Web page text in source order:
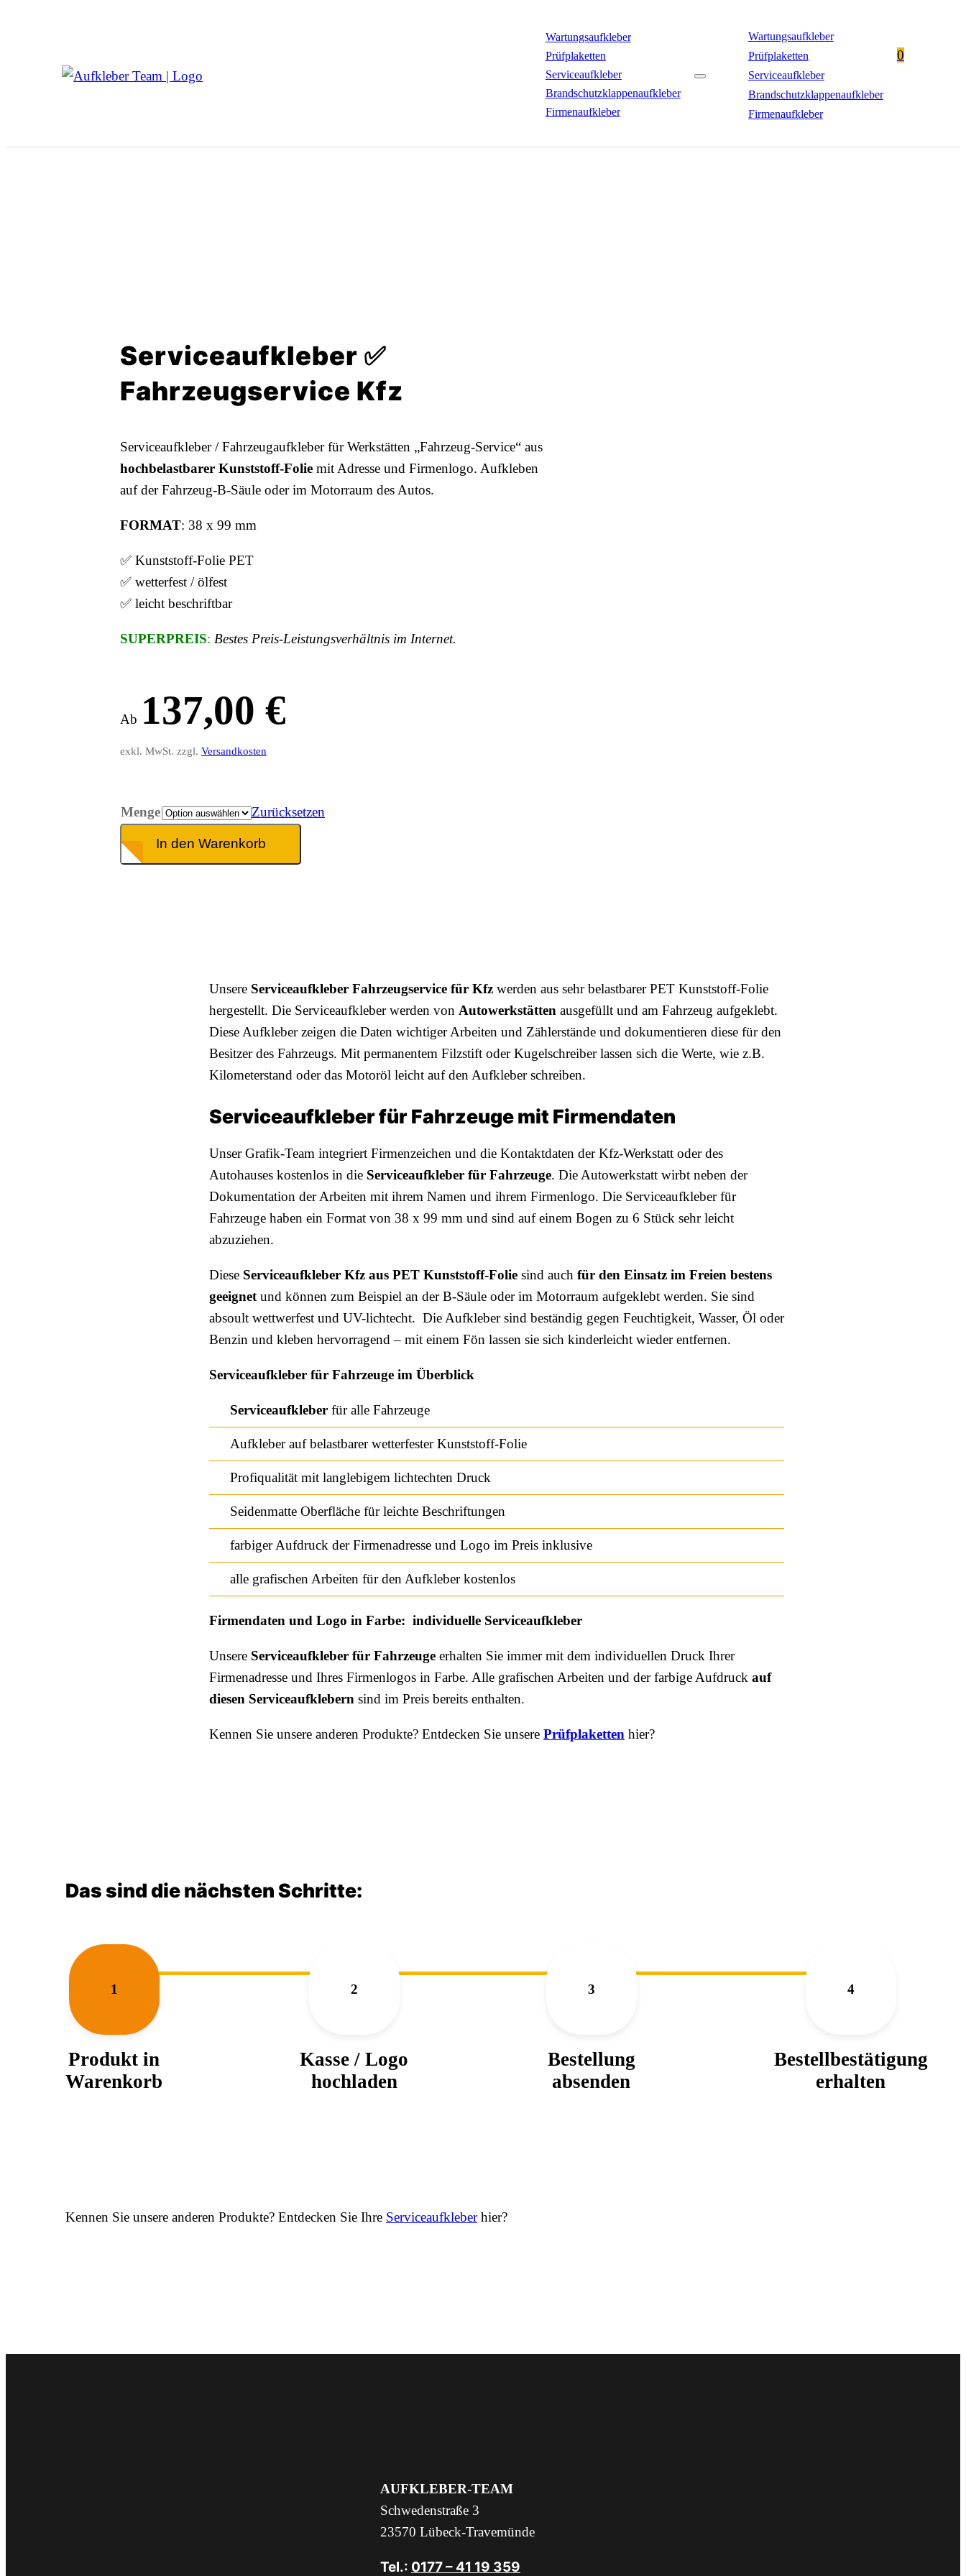
Wartungsaufkleber
Prüfplaketten
Serviceaufkleber
Brandschutzklappenaufkleber
Firmenaufkleber
Wartungsaufkleber
Prüfplaketten
Serviceaufkleber
Brandschutzklappenaufkleber
Firmenaufkleber
0
Serviceaufkleber ✅
Fahrzeugservice Kfz
Serviceaufkleber / Fahrzeugaufkleber für Werkstätten „Fahrzeug-Service“ aus
hochbelastbarer Kunststoff-Folie mit Adresse und Firmenlogo. Aufkleben
auf der Fahrzeug-B-Säule oder im Motorraum des Autos.
FORMAT: 38 x 99 mm
✅ Kunststoff-Folie PET
✅ wetterfest / ölfest
✅ leicht beschriftbar
SUPERPREIS: Bestes Preis-Leistungsverhältnis im Internet.
Ab 137,00 €
exkl. MwSt. zzgl. Versandkosten
Menge Zurücksetzen
In den Warenkorb
Unsere Serviceaufkleber Fahrzeugservice für Kfz werden aus sehr belastbarer PET Kunststoff-Folie
hergestellt. Die Serviceaufkleber werden von Autowerkstätten ausgefüllt und am Fahrzeug aufgeklebt.
Diese Aufkleber zeigen die Daten wichtiger Arbeiten und Zählerstände und dokumentieren diese für den
Besitzer des Fahrzeugs. Mit permanentem Filzstift oder Kugelschreiber lassen sich die Werte, wie z.B.
Kilometerstand oder das Motoröl leicht auf den Aufkleber schreiben.
Serviceaufkleber für Fahrzeuge mit Firmendaten
Unser Grafik-Team integriert Firmenzeichen und die Kontaktdaten der Kfz-Werkstatt oder des
Autohauses kostenlos in die Serviceaufkleber für Fahrzeuge. Die Autowerkstatt wirbt neben der
Dokumentation der Arbeiten mit ihrem Namen und ihrem Firmenlogo. Die Serviceaufkleber für
Fahrzeuge haben ein Format von 38 x 99 mm und sind auf einem Bogen zu 6 Stück sehr leicht
abzuziehen.
Diese Serviceaufkleber Kfz aus PET Kunststoff-Folie sind auch für den Einsatz im Freien bestens
geeignet und können zum Beispiel an der B-Säule oder im Motorraum aufgeklebt werden. Sie sind
absoult wettwerfest und UV-lichtecht. Die Aufkleber sind beständig gegen Feuchtigkeit, Wasser, Öl oder
Benzin und kleben hervorragend – mit einem Fön lassen sie sich kinderleicht wieder entfernen.
Serviceaufkleber für Fahrzeuge im Überblick
Serviceaufkleberfür alle Fahrzeuge
Aufkleber auf belastbarer wetterfester Kunststoff-Folie
Profiqualität mit langlebigem lichtechten Druck
Seidenmatte Oberfläche für leichte Beschriftungen
farbiger Aufdruck der Firmenadresse und Logo im Preis inklusive
alle grafischen Arbeiten für den Aufkleber kostenlos
Firmendaten und Logo in Farbe: individuelle Serviceaufkleber
Unsere Serviceaufkleber für Fahrzeuge erhalten Sie immer mit dem individuellen Druck Ihrer
Firmenadresse und Ihres Firmenlogos in Farbe. Alle grafischen Arbeiten und der farbige Aufdruck auf
diesen Serviceaufklebern sind im Preis bereits enthalten.
Kennen Sie unsere anderen Produkte? Entdecken Sie unsere Prüfplaketten hier?
Das sind die nächsten Schritte:
1
Produkt in
Waren­korb
2
Kasse / Logo
hochladen
3
Bestellung
absenden
4
Bestell­bestätigung
erhalten
Kennen Sie unsere anderen Produkte? Entdecken Sie Ihre Serviceaufkleberhier?
AUFKLEBER-TEAM
Schwedenstraße 3
23570 Lübeck-Travemünde
Tel.: 0177 – 41 19 359